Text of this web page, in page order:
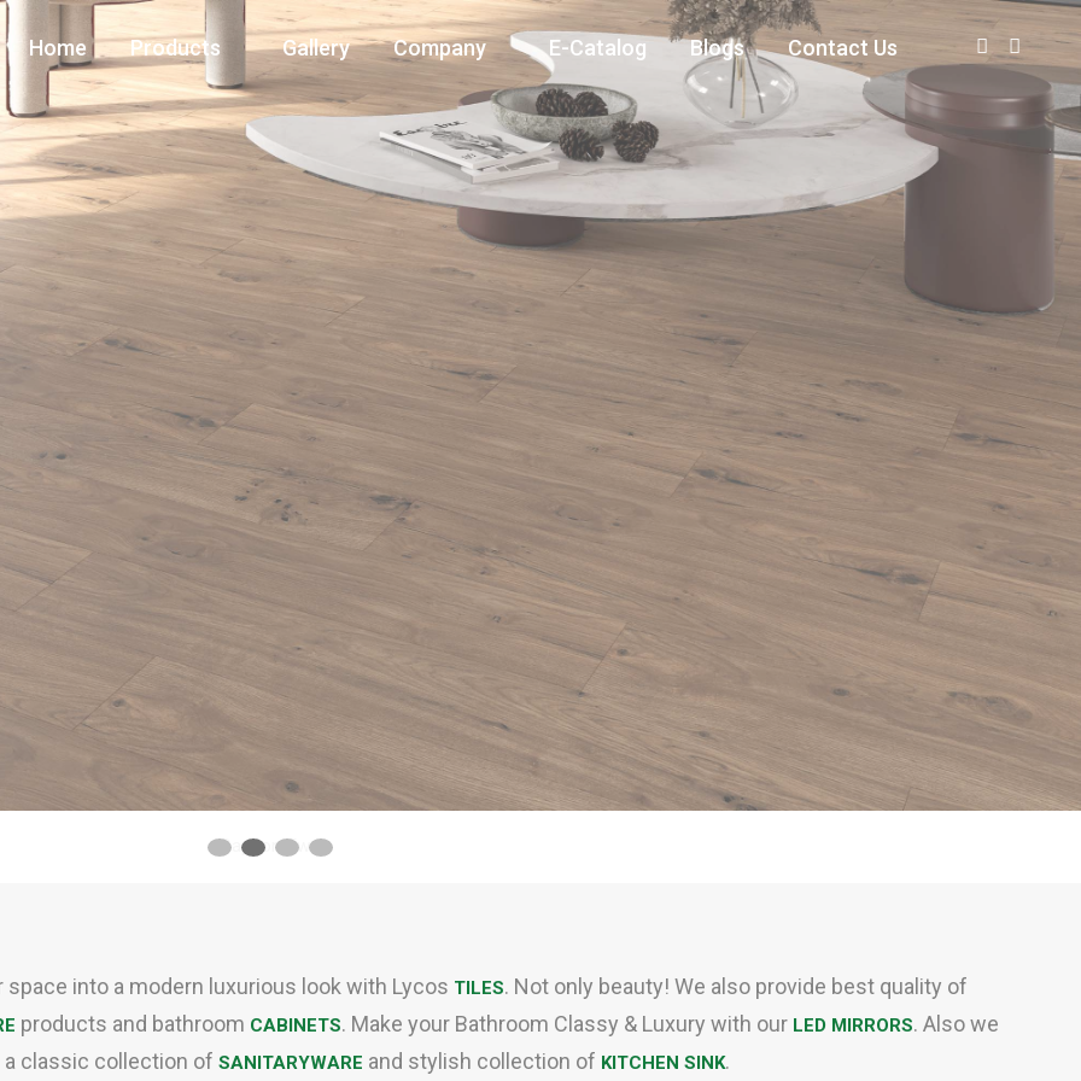
Home Products Gallery Company E-Catalog Blogs Contact Us
Caption Two
space into a modern luxurious look with Lycos TILES. Not only beauty! We also provide best quality of
products and bathroom CABINETS. Make your Bathroom Classy & Luxury with our LED MIRRORS. Also we
classic collection of SANITARYWARE and stylish collection of KITCHEN SINK.